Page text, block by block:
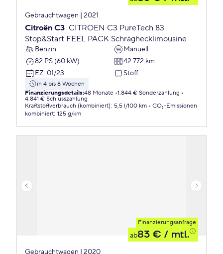
Gebrauchtwagen | 2021
Citroën C3 CITROEN C3 PureTech 83
Stop&Start FEEL PACK Schräghecklimousine
Benzin
Manuell
82 PS (60 kW)
42.772 km
EZ: 01/23 Stoff
in 4 bis 8 Wochen
Finanzierungsdetails:48 Monate 1.844 € Sonderzahlung
4.841 € Schlusszahlung
Kraftstoffverbrauch (kombiniert): 5,5 l/100 km
CO₂-Emissionen
kombiniert: 125 g/km
Finanzierungsanfrage
ab83 € / mtl.
Gebrauchtwagen | 2020